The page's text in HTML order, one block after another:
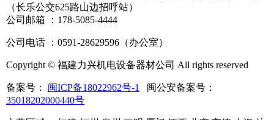
（长乐公交625路山边招呼站）
公司邮箱 ：178-5085-4444
公司电话 ：0591-28629596（办公室）
Copyright © 福建力兴机电设备器材公司 All rights reserved
备案号： 闽ICP备18022962号-1
闽公安备案号：
35018202000440号